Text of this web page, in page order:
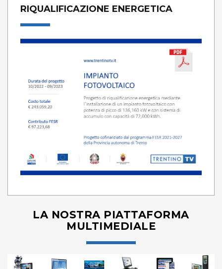
RIQUALIFICAZIONE ENERGETICA
LA NOSTRA PIATTAFORMA
MULTIMEDIALE